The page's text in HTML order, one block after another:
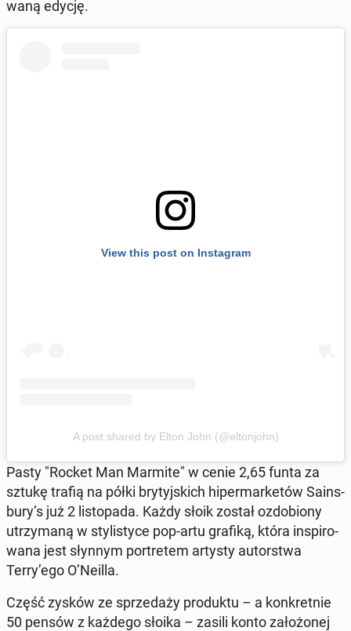
wa­ną edycję.
View this post on In­sta­gram
A post shared by Elton John (@el­ton­john)
Pasty "Rocket Man Marmite" w cenie 2,65 funta za
sztukę trafią na półki bry­tyj­skich hi­per­mar­ke­tów Sa­ins­
bu­ry’s już 2 li­sto­pa­da. Każdy słoik został ozdo­bio­ny
utrzy­ma­ną w sty­li­sty­ce pop-artu grafiką, która in­spi­ro­
wa­na jest słynnym por­tre­tem artysty au­tor­stwa
Terry’ego O’Neilla.
Część zysków ze sprze­da­ży pro­duk­tu – a kon­kret­nie
50 pensów z każdego słoika – zasili konto za­ło­żo­nej